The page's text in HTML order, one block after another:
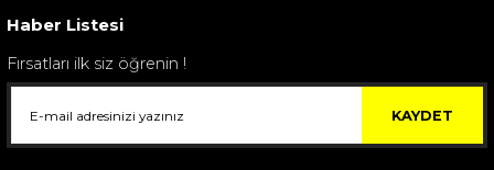
Haber Listesi
Fırsatları ilk siz öğrenin !
KAYDET